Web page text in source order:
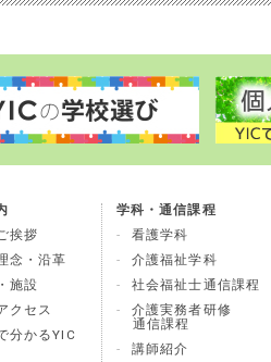
挨拶
念・沿革
施設
クセス
分かるYIC
学科・通信課程
看護学科
介護福祉学科
社会福祉士通信課程
介護実務者研修
通信課程
講師紹介